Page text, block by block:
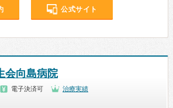
公式サイト
会向島病院
電子決済可
治療実績